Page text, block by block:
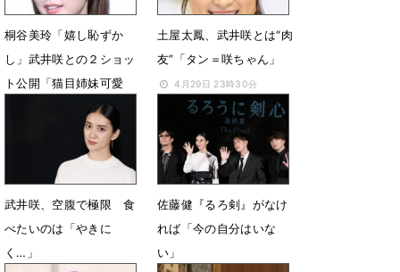
桐谷美玲「嬉し恥ずか
し」武井咲との２ショッ
ト公開「猫目姉妹可愛
2月3日 22時49分
土屋太鳳、武井咲とは“肉
友”「タン＝咲ちゃん」
4月29日 23時30分
武井咲、空腹で極限 食
べたいのは「やきに
く…」
佐藤健『るろ剣』がなけ
れば「今の自分はいな
い」